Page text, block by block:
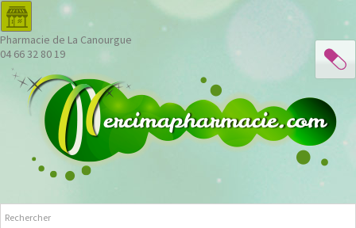
Pharmacie de La Canourgue
04 66 32 80 19